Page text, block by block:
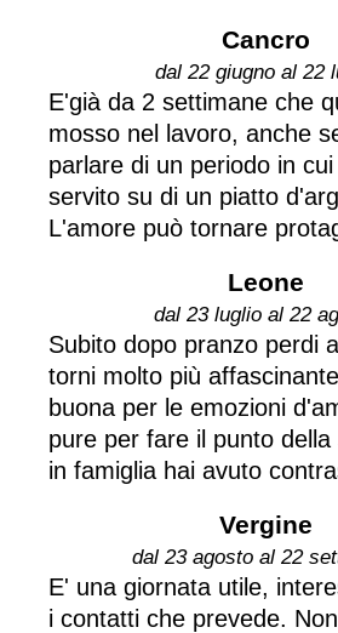
Cancro
dal 22 giugno al 22
E'già da 2 settimane che
mosso nel lavoro, anche
parlare di un periodo in
servito su di un piatto
L'amore può tornare
Leone
dal 23 luglio al 22
Subito dopo pranzo perdi
torni molto più
buona per le emozioni
pure per fare il punto
in famiglia hai avuto
Vergine
dal 23 agosto al 22
E' una giornata utile,
i contatti che prevede.